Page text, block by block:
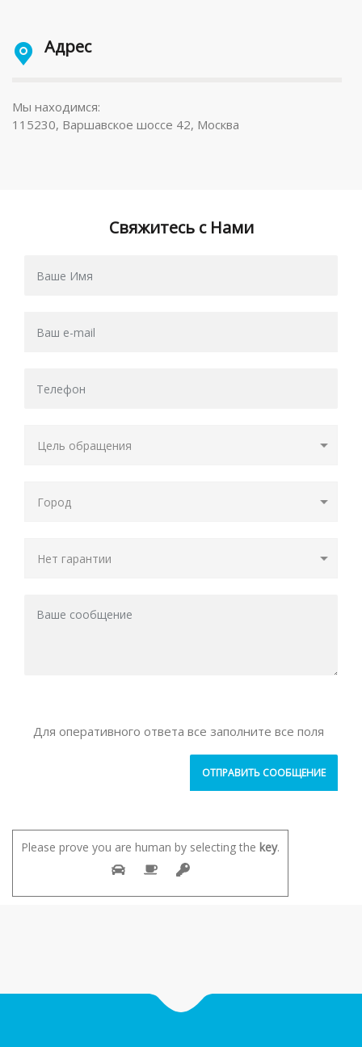
Адрес
Мы находимся:
115230, Варшавское шоссе 42, Москва
Свяжитесь с Нами
Для оперативного ответа все заполните все поля
Please prove you are human by selecting the key.